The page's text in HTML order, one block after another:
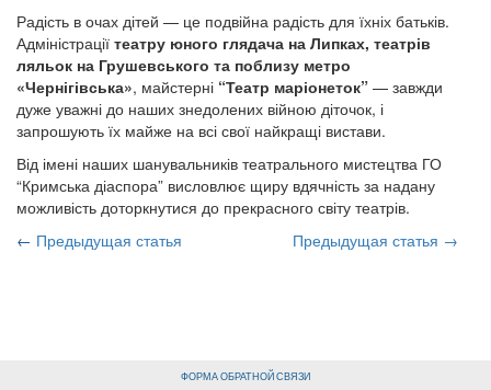
Радість в очах дітей — це подвійна радість для їхніх батьків.
Адміністрації театру юного глядача на Липках, театрів
ляльок на Грушевського та поблизу метро
«Чернігівська», майстерні “Театр маріонеток” — завжди
дуже уважні до наших знедолених війною діточок, і
запрошують їх майже на всі свої найкращі вистави.
Від імені наших шанувальників театрального мистецтва ГО
“Кримська діаспора” висловлює щиру вдячність за надану
можливість доторкнутися до прекрасного світу театрів.
← Предыдущая статья Предыдущая статья →
ФОРМА ОБРАТНОЙ СВЯЗИ